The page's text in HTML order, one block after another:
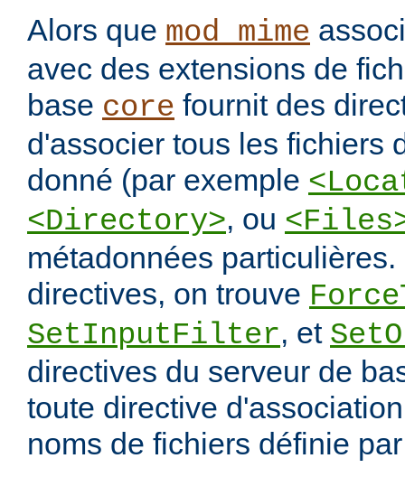
Alors que mod_mime
avec des extensions de
base core fournit des
d'associer tous les fichiers
donné (par exemple
<Directory>, ou
métadonnées
directives, on trouve
SetInputFilter, et
directives du serveur de
toute directive
noms de fichiers définie